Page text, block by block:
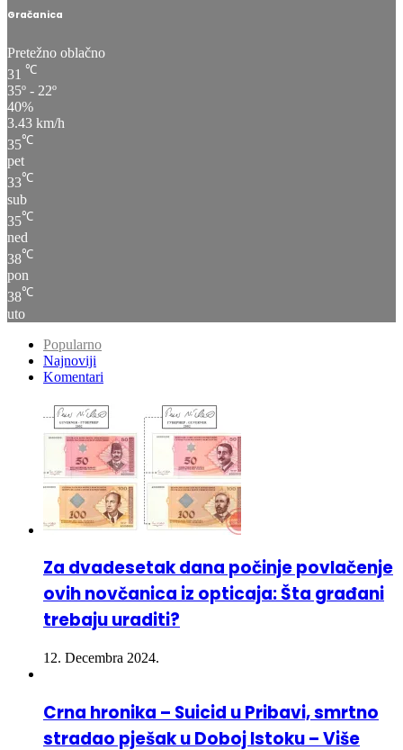
Pretežno oblačno
35º - 22º
40%
3.43 km/h
35℃
pet
33 ℃
sub
35 ℃
ned
38 ℃
pon
38 ℃
uto
Komentari
Za dvadesetak dana počinje povlačenje
ovih novčanica iz opticaja: Šta građani
trebaju uraditi?
12. Decembra 2024.
stradao pješak u Doboj Istoku – Više
osoba povrijeđeno u 3 saobraćajne